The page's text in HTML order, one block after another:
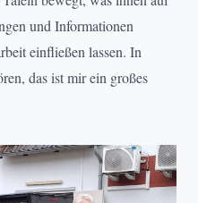
und Informationen
einfließen lassen. In
das ist mir ein großes